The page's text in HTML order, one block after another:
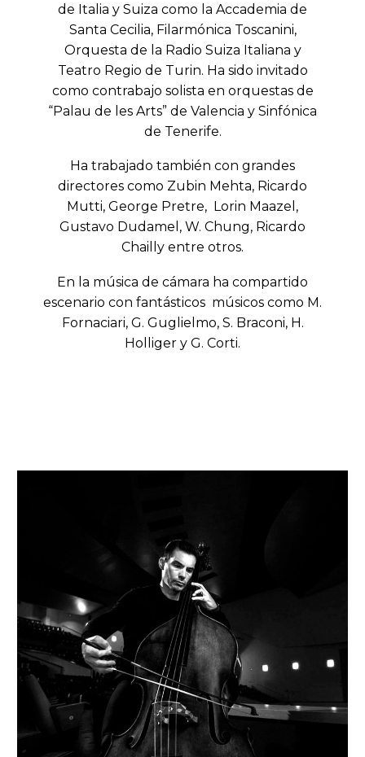
de Italia y Suiza como la Accademia de
Santa Cecilia, Filarmónica Toscanini,
Orquesta de la Radio Suiza Italiana y
Teatro Regio de Turin. Ha sido invitado
como contrabajo solista en orquestas de
“Palau de les Arts” de Valencia y Sinfónica
de Tenerife.
Ha trabajado también con grandes
directores como Zubin Mehta, Ricardo
Mutti, George Pretre, Lorin Maazel,
Gustavo Dudamel, W. Chung, Ricardo
Chailly entre otros.
En la música de cámara ha compartido
escenario con fantásticos músicos como M.
Fornaciari, G. Guglielmo, S. Braconi, H.
Holliger y G. Corti.